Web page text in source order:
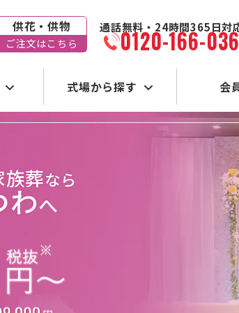
供花・供物
ご注文はこちら
通話無料・24時間365日対
0120-166-036
式場から探す 会
葬なら
わへ